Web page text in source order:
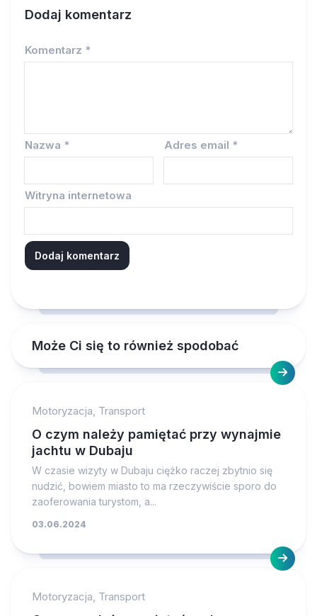
Dodaj komentarz
Komentarz *
Nazwa * Adres email *
Witryna internetowa
Może Ci się to również spodobać
Motoryzacja, Transport
O czym należy pamiętać przy wynajmie
jachtu w Dubaju
W czasie wizyty w Dubaju ciężko raczej zbytnio się
nudzić, bowiem miasto to ma rzeczywiście sporo do
zaoferowania turystom, a...
03.06.2024
Motoryzacja, Transport